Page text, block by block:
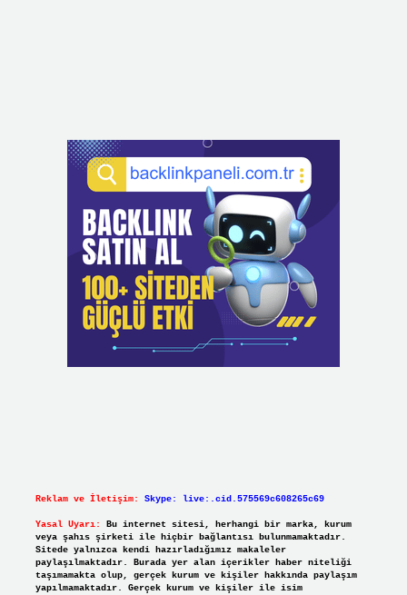
Reklam ve İletişim: Skype: live:.cid.575569c608265c69
Yasal Uyarı:
Bu internet sitesi, herhangi bir marka, kurum
veya şahıs şirketi ile hiçbir bağlantısı bulunmamaktadır.
Sitede yalnızca kendi hazırladığımız makaleler
paylaşılmaktadır. Burada yer alan içerikler haber niteliği
taşımamakta olup, gerçek kurum ve kişiler hakkında paylaşım
yapılmamaktadır. Gerçek kurum ve kişiler ile isim